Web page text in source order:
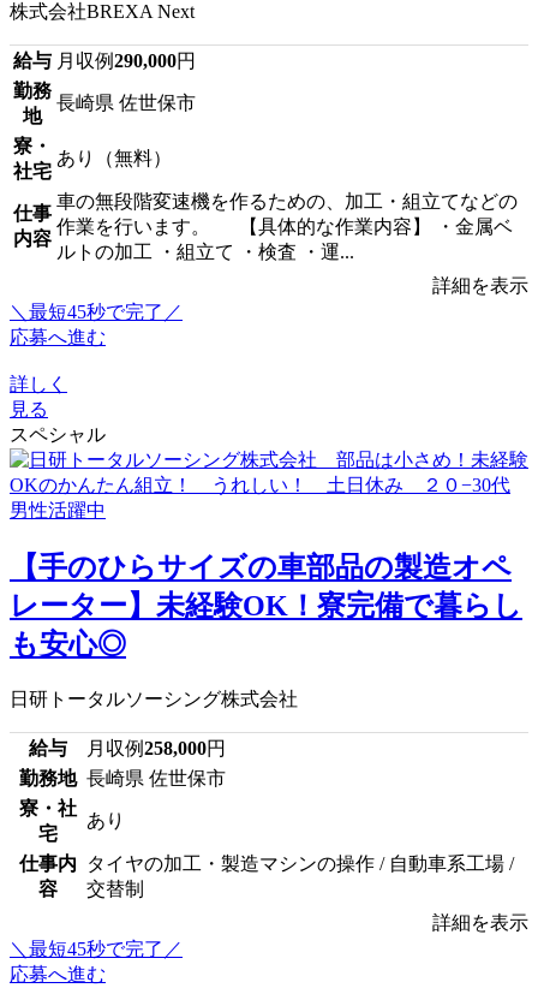
株式会社BREXA Next
給与 月収例290,000円
勤務
地
長崎県 佐世保市
寮・
社宅
あり（無料）
仕事
内容
車の無段階変速機を作るための、加工・組立てなどの
作業を行います。 【具体的な作業内容】 ・金属ベ
ルトの加工 ・組立て ・検査 ・運...
詳細を表示
＼最短45秒で完了／
応募へ進む
詳しく
見る
スペシャル
【手のひらサイズの車部品の製造オペ
レーター】未経験OK！寮完備で暮らし
も安心◎
日研トータルソーシング株式会社
給与 月収例258,000円
勤務地 長崎県 佐世保市
寮・社
宅
あり
仕事内
容
タイヤの加工・製造マシンの操作 / 自動車系工場 /
交替制
詳細を表示
＼最短45秒で完了／
応募へ進む